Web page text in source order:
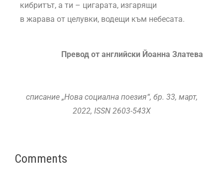
кибритът, а ти – цигарата, изгарящи
в жарава от целувки, водещи към небесата.
Превод от английски Йоанна Златева
списание „Нова социална поезия“, бр. 33, март,
2022, ISSN 2603-543X
Comments